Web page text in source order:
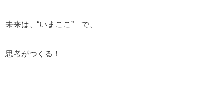
未来は、“いまここ” で、
思考がつくる！